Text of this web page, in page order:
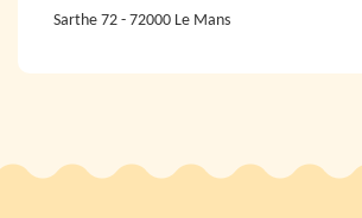
Sarthe 72 - 72000 Le Mans